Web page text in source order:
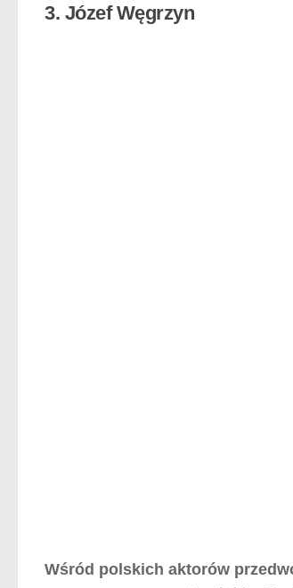
3. Józef Węgrzyn
Wśród polskich aktorów